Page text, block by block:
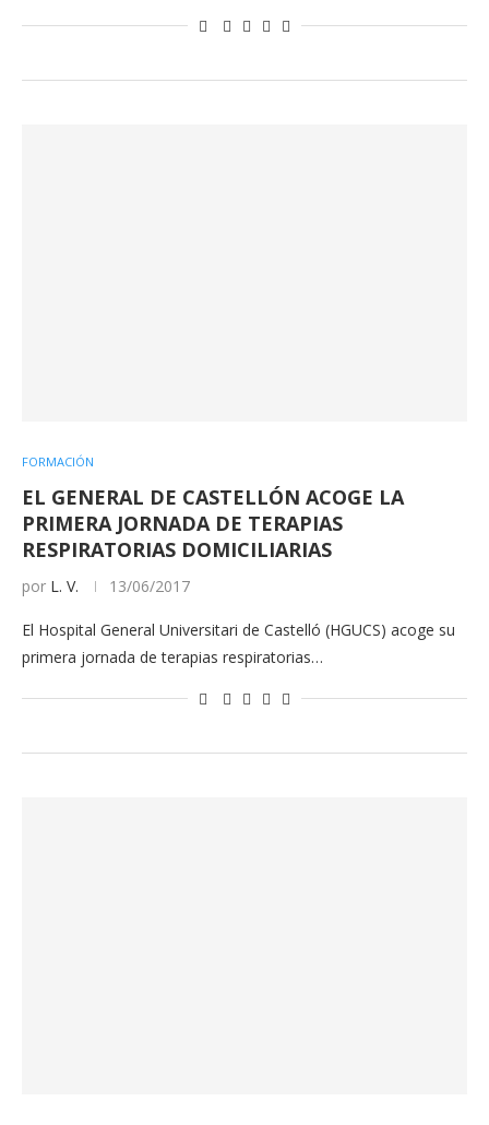
FORMACIÓN
EL GENERAL DE CASTELLÓN ACOGE LA
PRIMERA JORNADA DE TERAPIAS
RESPIRATORIAS DOMICILIARIAS
por L. V. 13/06/2017
El Hospital General Universitari de Castelló (HGUCS) acoge su
primera jornada de terapias respiratorias…